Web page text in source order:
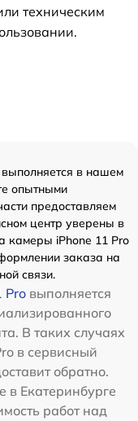
техническим
выполняется в нашем
опытными
предоставляем
центр уверены в
камеры iPhone 11 Pro
заказа на
связи.
Pro выполняется
В таких случаях
в сервисный
обратно.
в Екатеринбурге
работ над